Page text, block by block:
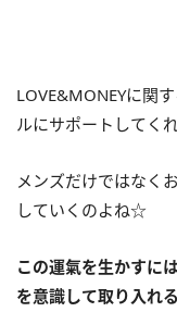
LOVE&MONEYに関
ルにサポートしてくれ
メンズだけではなく
していくのよね☆
この運氣を生かすに
を意識して取り入れ